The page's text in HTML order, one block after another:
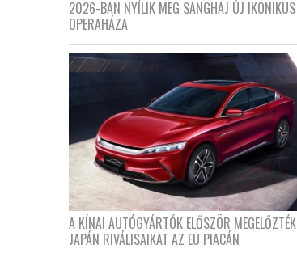
2026-BAN NYÍLIK MEG SANGHAJ ÚJ IKONIKUS
OPERAHÁZA
A KÍNAI AUTÓGYÁRTÓK ELŐSZÖR MEGELŐZTÉK
JAPÁN RIVÁLISAIKAT AZ EU PIACÁN